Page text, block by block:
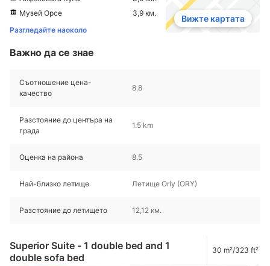
Музей Орсе
3,9 км.
Разгледайте наоколо
Вижте картата
Важно да се знае
Съотношение цена-
качество
8.8
Разстояние до центъра на
града
1.5 km
Оценка на района 8.5
Най-близко летище Летище Orly (ORY)
Разстояние до летището 12,12 км.
Superior Suite - 1 double bed and 1
double sofa bed
30 m²/323 ft²